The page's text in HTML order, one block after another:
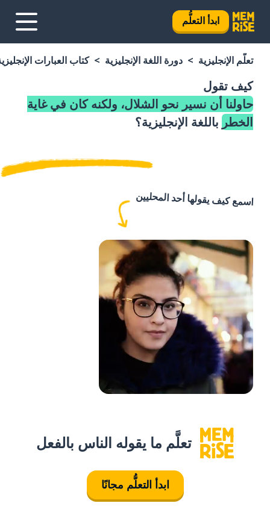
ابدأ التعلُّم
تعلَّم الإنجليزية دورة اللغة الإنجليزية كتاب العبارات
كيف تقول
حاولنا أن نسير نحو الشلال، ولكنه كان في غاية
الخطر باللغة الإنجليزية؟
اسمع كيف يقولها أحد المحليين
تعلَّم ما يقوله الناس بالفعل
ابدأ التعلُّم مجانًا